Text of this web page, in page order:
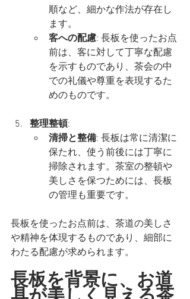
順など、細かな作法が存在し
ます。
客への配慮: 長板を使ったお点
前は、客に対して丁寧な配慮
を示すものであり、茶会の中
での礼儀や尊重を表現するた
めのものです。
整理整頓:
清掃と整備: 長板は常に清潔に
保たれ、使う前後には丁寧に
掃除されます。茶室の整頓や
美しさを保つためには、長板
の管理も重要です。
長板を使ったお点前は、茶道の美しさ
や精神を体現するものであり、細部に
わたる配慮が求められます。
長板を背景に、お道